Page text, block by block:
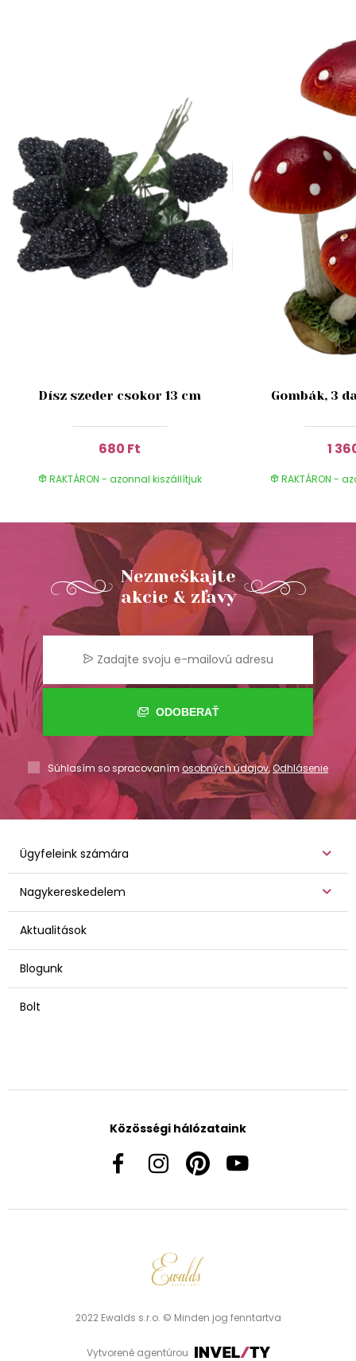
Dísz szeder csokor 13 cm
680 Ft
RAKTÁRON - azonnal kiszállítjuk
Gombák, 3
1
RAKTÁRON -
Nezmeškajte
akcie & zľavy
ODOBERAŤ
Súhlasím so spracovaním osobných údajov,Odhlásenie
Ügyfeleink számára
Nagykereskedelem
Aktualitások
Blogunk
Bolt
Közösségi hálózataink
2022 Ewalds s.r.o. © Minden jog fenntartva
Vytvorené agentúrou